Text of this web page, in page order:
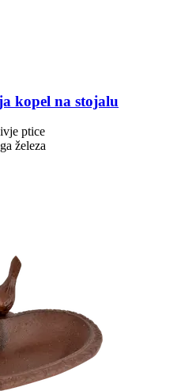
kopel na stojalu
ptice
železa